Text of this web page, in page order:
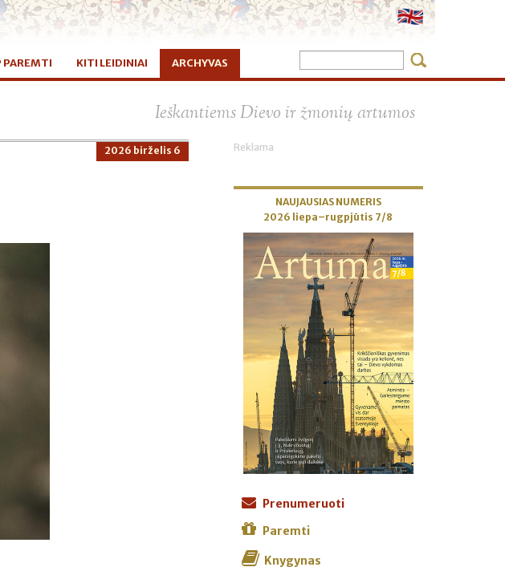
PAREMTI KITI LEIDINIAI ARCHYVAS
Ieškantiems Dievo ir žmonių artumos
2026 birželis 6 Reklama
NAUJAUSIAS NUMERIS
2026 liepa–rugpjūtis 7/8
Prenumeruoti
Paremti
Knygynas